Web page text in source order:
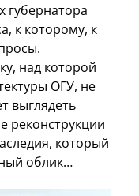
губернатора
к которому, к
над которой
ОГУ, не
выглядеть
реконструкции
который
облик…